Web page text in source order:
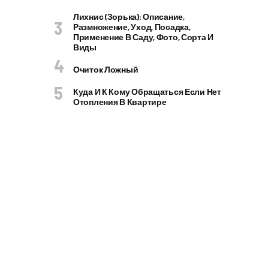
Лихнис (Зорька): Описание,
Размножение, Уход, Посадка,
Применение В Саду, Фото, Сорта И
Виды
Очиток Ложный
Куда И К Кому Обращаться Если Нет
Отопления В Квартире